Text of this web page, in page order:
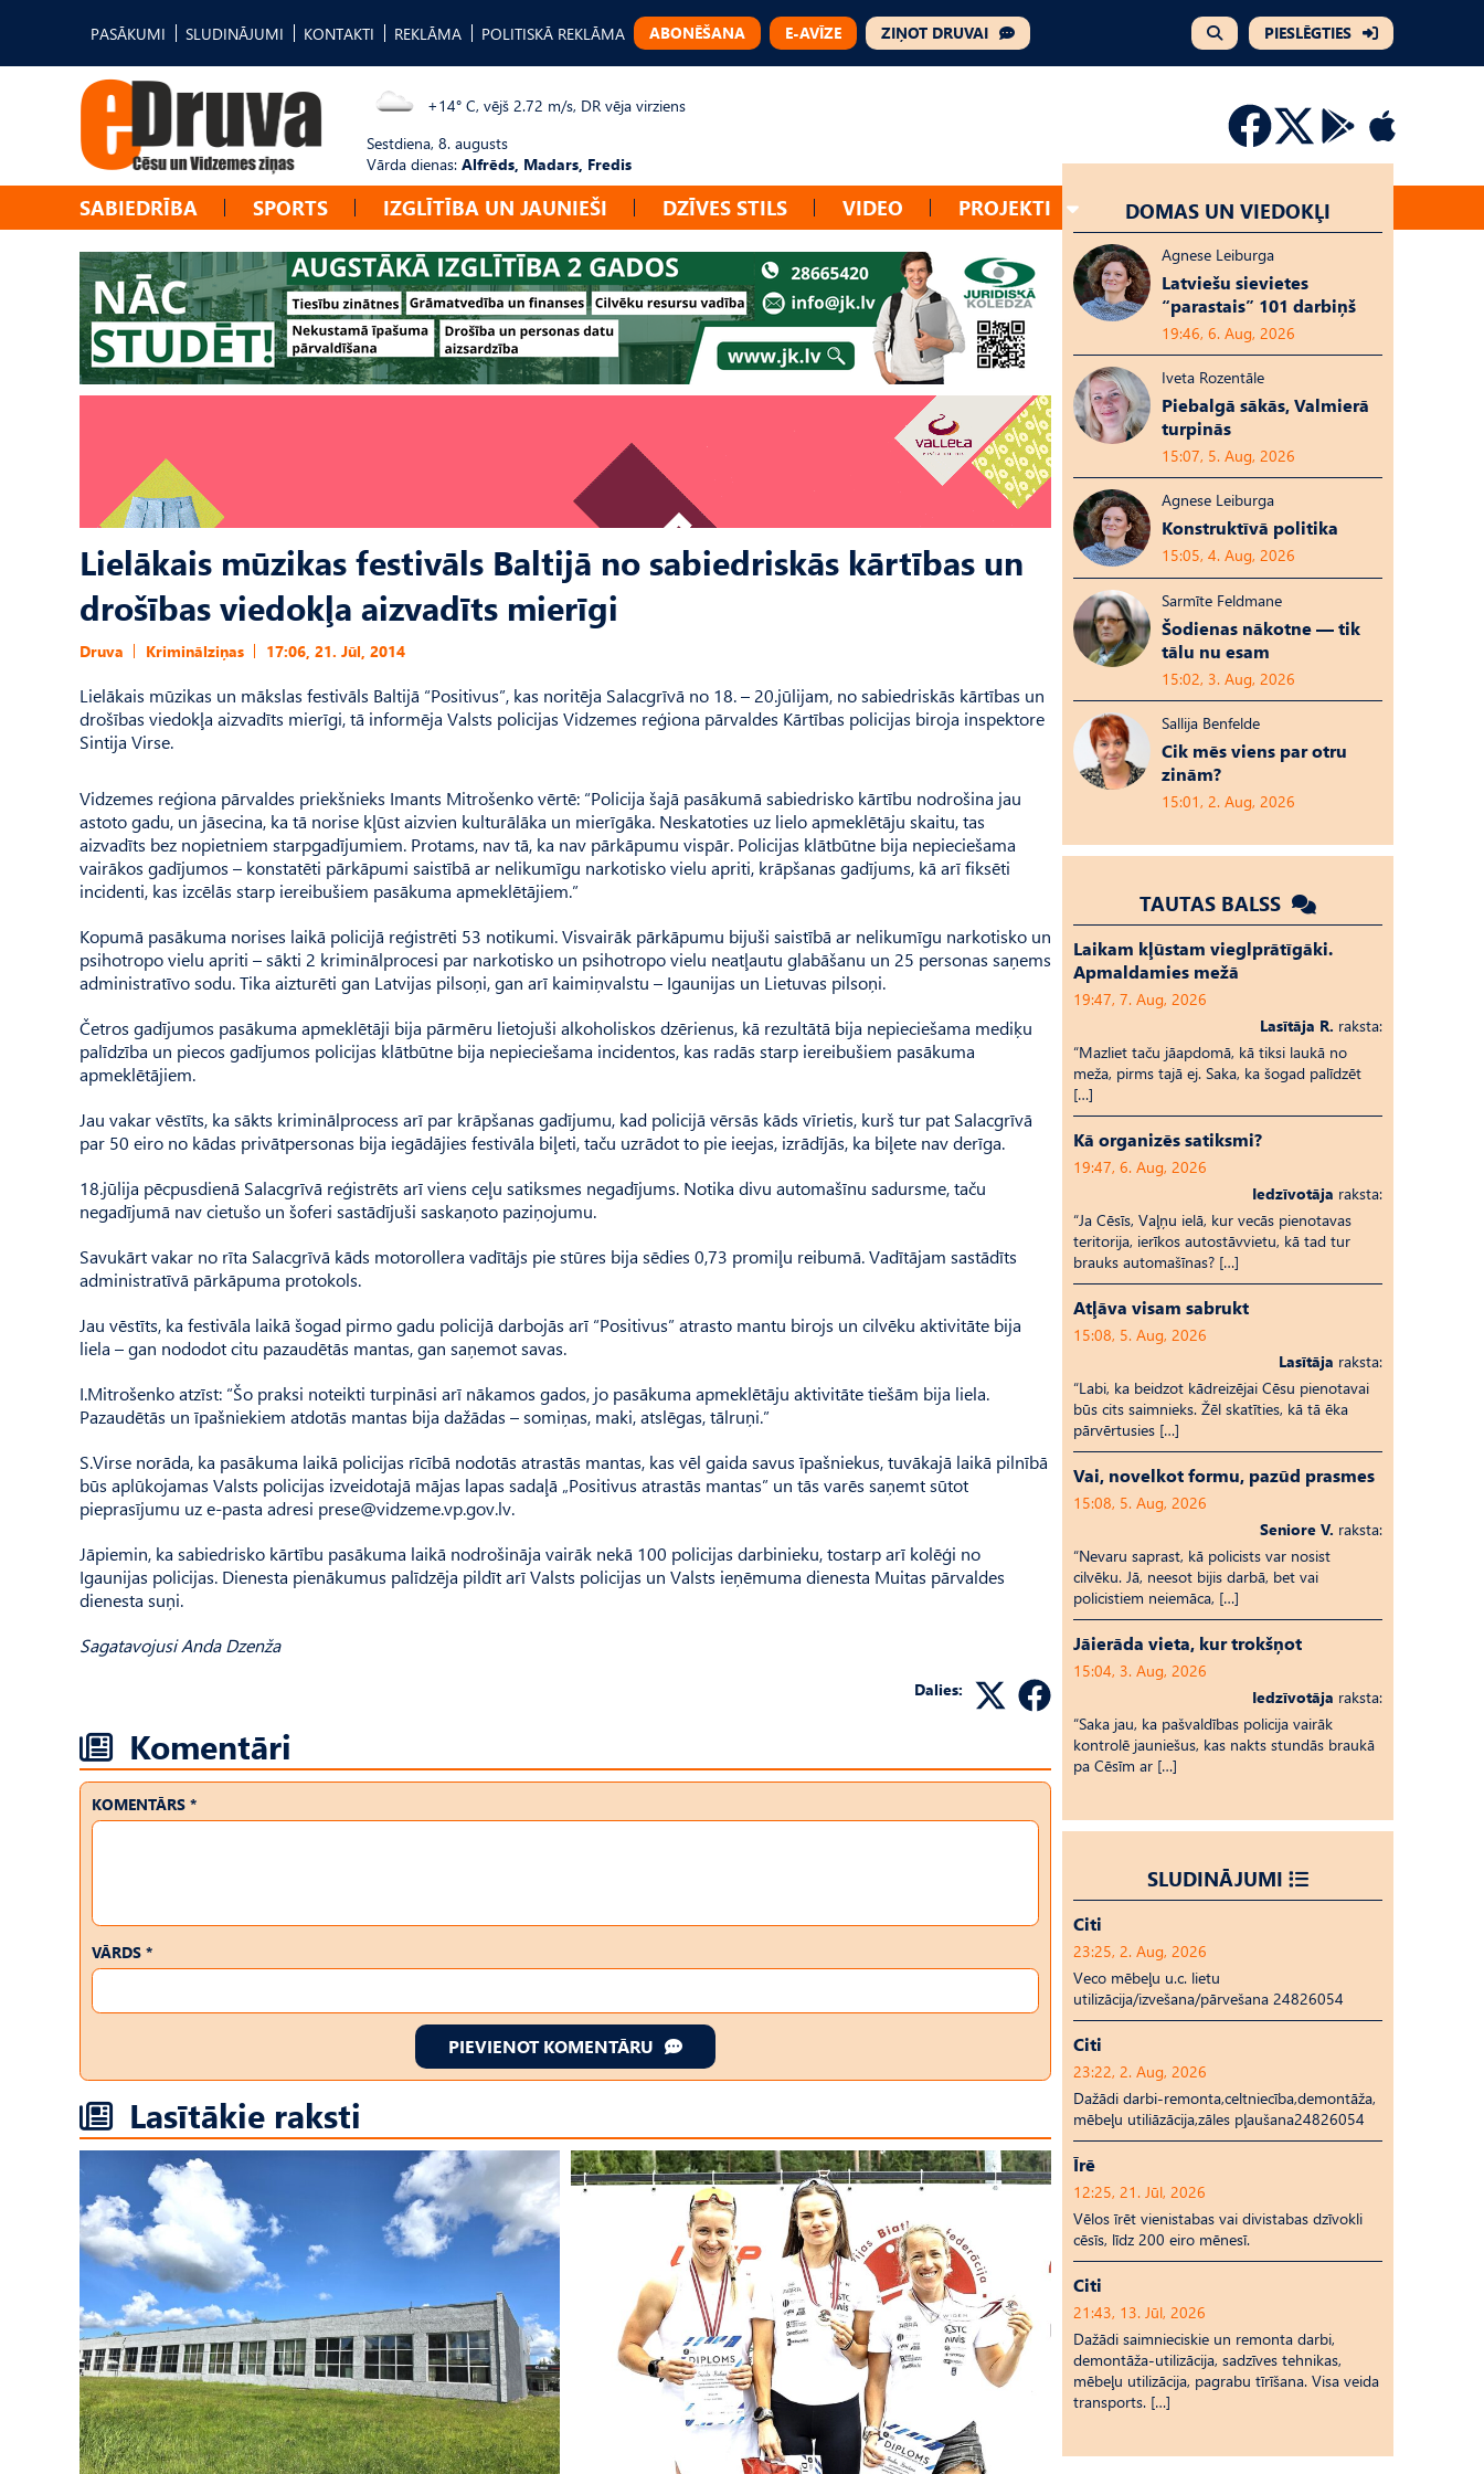
PASĀKUMI SLUDINĀJUMI KONTAKTI REKLĀMA POLITISKĀ REKLĀMA ABONĒŠANA E-AVĪZE ZIŅOT DRUVAI PIESLĒGTIES
+14° C, vējš 2.72 m/s, DR vēja virziens
Sestdiena, 8. augusts
Vārda dienas: Alfrēds, Madars, Fredis
SABIEDRĪBA SPORTS IZGLĪTĪBA UN JAUNIEŠI DZĪVES STILS VIDEO PROJEKTI
Lielākais mūzikas festivāls Baltijā no sabiedriskās kārtības un
drošības viedokļa aizvadīts mierīgi
Druva Kriminālziņas 17:06, 21. Jūl, 2014
Lielākais mūzikas un mākslas festivāls Baltijā “Positivus”, kas noritēja Salacgrīvā no 18. – 20.jūlijam, no sabiedriskās kārtības un
drošības viedokļa aizvadīts mierīgi, tā informēja Valsts policijas Vidzemes reģiona pārvaldes Kārtības policijas biroja inspektore
Sintija Virse.
Vidzemes reģiona pārvaldes priekšnieks Imants Mitrošenko vērtē: “Policija šajā pasākumā sabiedrisko kārtību nodrošina jau
astoto gadu, un jāsecina, ka tā norise kļūst aizvien kulturālāka un mierīgāka. Neskatoties uz lielo apmeklētāju skaitu, tas
aizvadīts bez nopietniem starpgadījumiem. Protams, nav tā, ka nav pārkāpumu vispār. Policijas klātbūtne bija nepieciešama
vairākos gadījumos – konstatēti pārkāpumi saistībā ar nelikumīgu narkotisko vielu apriti, krāpšanas gadījums, kā arī fiksēti
incidenti, kas izcēlās starp iereibušiem pasākuma apmeklētājiem.”
Kopumā pasākuma norises laikā policijā reģistrēti 53 notikumi. Visvairāk pārkāpumu bijuši saistībā ar nelikumīgu narkotisko un
psihotropo vielu apriti – sākti 2 kriminālprocesi par narkotisko un psihotropo vielu neatļautu glabāšanu un 25 personas saņems
administratīvo sodu. Tika aizturēti gan Latvijas pilsoņi, gan arī kaimiņvalstu – Igaunijas un Lietuvas pilsoņi.
Četros gadījumos pasākuma apmeklētāji bija pārmēru lietojuši alkoholiskos dzērienus, kā rezultātā bija nepieciešama mediķu
palīdzība un piecos gadījumos policijas klātbūtne bija nepieciešama incidentos, kas radās starp iereibušiem pasākuma
apmeklētājiem.
Jau vakar vēstīts, ka sākts kriminālprocess arī par krāpšanas gadījumu, kad policijā vērsās kāds vīrietis, kurš tur pat Salacgrīvā
par 50 eiro no kādas privātpersonas bija iegādājies festivāla biļeti, taču uzrādot to pie ieejas, izrādījās, ka biļete nav derīga.
18.jūlija pēcpusdienā Salacgrīvā reģistrēts arī viens ceļu satiksmes negadījums. Notika divu automašīnu sadursme, taču
negadījumā nav cietušo un šoferi sastādījuši saskaņoto paziņojumu.
Savukārt vakar no rīta Salacgrīvā kāds motorollera vadītājs pie stūres bija sēdies 0,73 promiļu reibumā. Vadītājam sastādīts
administratīvā pārkāpuma protokols.
Jau vēstīts, ka festivāla laikā šogad pirmo gadu policijā darbojās arī “Positivus” atrasto mantu birojs un cilvēku aktivitāte bija
liela – gan nododot citu pazaudētās mantas, gan saņemot savas.
I.Mitrošenko atzīst: “Šo praksi noteikti turpināsi arī nākamos gados, jo pasākuma apmeklētāju aktivitāte tiešām bija liela.
Pazaudētās un īpašniekiem atdotās mantas bija dažādas – somiņas, maki, atslēgas, tālruņi.”
S.Virse norāda, ka pasākuma laikā policijas rīcībā nodotās atrastās mantas, kas vēl gaida savus īpašniekus, tuvākajā laikā pilnībā
būs aplūkojamas Valsts policijas izveidotajā mājas lapas sadaļā „Positivus atrastās mantas” un tās varēs saņemt sūtot
pieprasījumu uz e-pasta adresi prese@vidzeme.vp.gov.lv.
Jāpiemin, ka sabiedrisko kārtību pasākuma laikā nodrošināja vairāk nekā 100 policijas darbinieku, tostarp arī kolēģi no
Igaunijas policijas. Dienesta pienākumus palīdzēja pildīt arī Valsts policijas un Valsts ieņēmuma dienesta Muitas pārvaldes
dienesta suņi.
Sagatavojusi Anda Dzenža
Dalies:
Komentāri
KOMENTĀRS *
VĀRDS *
PIEVIENOT KOMENTĀRU
Lasītākie raksti
DOMAS UN VIEDOKĻI
Agnese Leiburga
Latviešu sievietes
“parastais” 101 darbiņš
19:46, 6. Aug, 2026
Iveta Rozentāle
Piebalgā sākās, Valmierā
turpinās
15:07, 5. Aug, 2026
Agnese Leiburga
Konstruktīvā politika
15:05, 4. Aug, 2026
Sarmīte Feldmane
Šodienas nākotne — tik
tālu nu esam
15:02, 3. Aug, 2026
Sallija Benfelde
Cik mēs viens par otru
zinām?
15:01, 2. Aug, 2026
TAUTAS BALSS
Laikam kļūstam vieglprātīgāki.
Apmaldamies mežā
19:47, 7. Aug, 2026
Lasītāja R. raksta:
“Mazliet taču jāapdomā, kā tiksi laukā no
meža, pirms tajā ej. Saka, ka šogad palīdzēt
[…]
Kā organizēs satiksmi?
19:47, 6. Aug, 2026
Iedzīvotāja raksta:
“Ja Cēsīs, Vaļņu ielā, kur vecās pienotavas
teritorija, ierīkos autostāvvietu, kā tad tur
brauks automašīnas? […]
Atļāva visam sabrukt
15:08, 5. Aug, 2026
Lasītāja raksta:
“Labi, ka beidzot kādreizējai Cēsu pienotavai
būs cits saimnieks. Žēl skatīties, kā tā ēka
pārvērtusies […]
Vai, novelkot formu, pazūd prasmes
15:08, 5. Aug, 2026
Seniore V. raksta:
“Nevaru saprast, kā policists var nosist
cilvēku. Jā, neesot bijis darbā, bet vai
policistiem neiemāca, […]
Jāierāda vieta, kur trokšņot
15:04, 3. Aug, 2026
Iedzīvotāja raksta:
“Saka jau, ka pašvaldības policija vairāk
kontrolē jauniešus, kas nakts stundās braukā
pa Cēsīm ar […]
SLUDINĀJUMI
Citi
23:25, 2. Aug, 2026
Veco mēbeļu u.c. lietu
utilizācija/izvešana/pārvešana 24826054
Citi
23:22, 2. Aug, 2026
Dažādi darbi-remonta,celtniecība,demontāža,
mēbeļu utiliāzācija,zāles pļaušana24826054
Īrē
12:25, 21. Jūl, 2026
Vēlos īrēt vienistabas vai divistabas dzīvokli
cēsīs, līdz 200 eiro mēnesī.
Citi
21:43, 13. Jūl, 2026
Dažādi saimnieciskie un remonta darbi,
demontāža-utilizācija, sadzīves tehnikas,
mēbeļu utilizācija, pagrabu tīrīšana. Visa veida
transports. […]